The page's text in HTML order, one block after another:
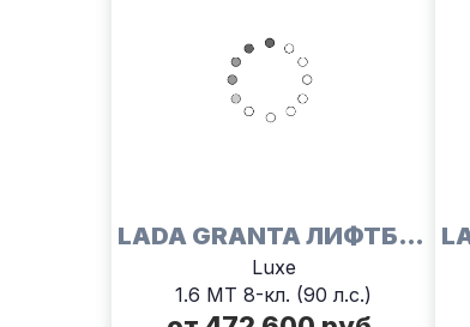
LADA GRANTA ЛИФТБЕК
Luxe
1.6 МТ 8-кл. (90 л.с.)